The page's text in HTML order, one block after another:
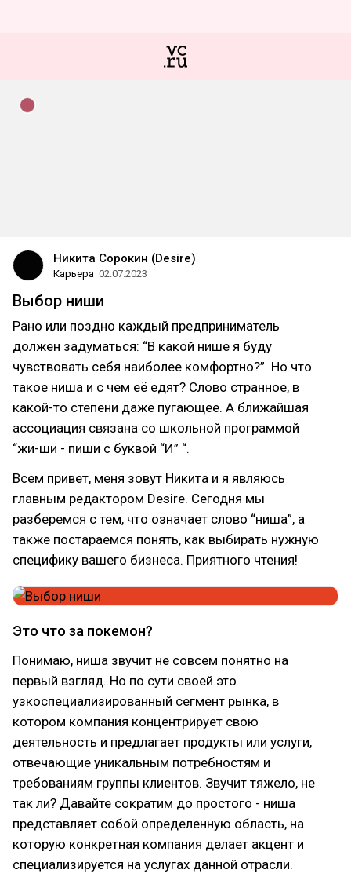
Никита Сорокин (Desire)
Карьера 02.07.2023
Выбор ниши
Рано или поздно каждый предприниматель
должен задуматься: “В какой нише я буду
чувствовать себя наиболее комфортно?”. Но что
такое ниша и с чем её едят? Слово странное, в
какой-то степени даже пугающее. А ближайшая
ассоциация связана со школьной программой
“жи-ши - пиши с буквой “И” “.
Всем привет, меня зовут Никита и я являюсь
главным редактором Desire. Сегодня мы
разберемся с тем, что означает слово “ниша”, а
также постараемся понять, как выбирать нужную
специфику вашего бизнеса. Приятного чтения!
Это что за покемон?
Понимаю, ниша звучит не совсем понятно на
первый взгляд. Но по сути своей это
узкоспециализированный сегмент рынка, в
котором компания концентрирует свою
деятельность и предлагает продукты или услуги,
отвечающие уникальным потребностям и
требованиям группы клиентов. Звучит тяжело, не
так ли? Давайте сократим до простого - ниша
представляет собой определенную область, на
которую конкретная компания делает акцент и
специализируется на услугах данной отрасли.